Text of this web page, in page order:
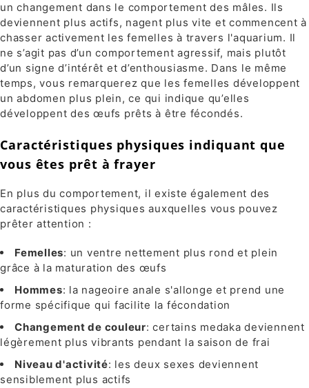
un changement dans le comportement des mâles. Ils
deviennent plus actifs, nagent plus vite et commencent à
chasser activement les femelles à travers l'aquarium. Il
ne s’agit pas d’un comportement agressif, mais plutôt
d’un signe d’intérêt et d’enthousiasme. Dans le même
temps, vous remarquerez que les femelles développent
un abdomen plus plein, ce qui indique qu’elles
développent des œufs prêts à être fécondés.
Caractéristiques physiques indiquant que
vous êtes prêt à frayer
En plus du comportement, il existe également des
caractéristiques physiques auxquelles vous pouvez
prêter attention :
Femelles: un ventre nettement plus rond et plein
grâce à la maturation des œufs
Hommes: la nageoire anale s'allonge et prend une
forme spécifique qui facilite la fécondation
Changement de couleur: certains medaka deviennent
légèrement plus vibrants pendant la saison de frai
Niveau d'activité: les deux sexes deviennent
sensiblement plus actifs